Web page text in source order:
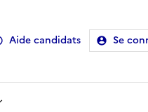
Aide candidats Se